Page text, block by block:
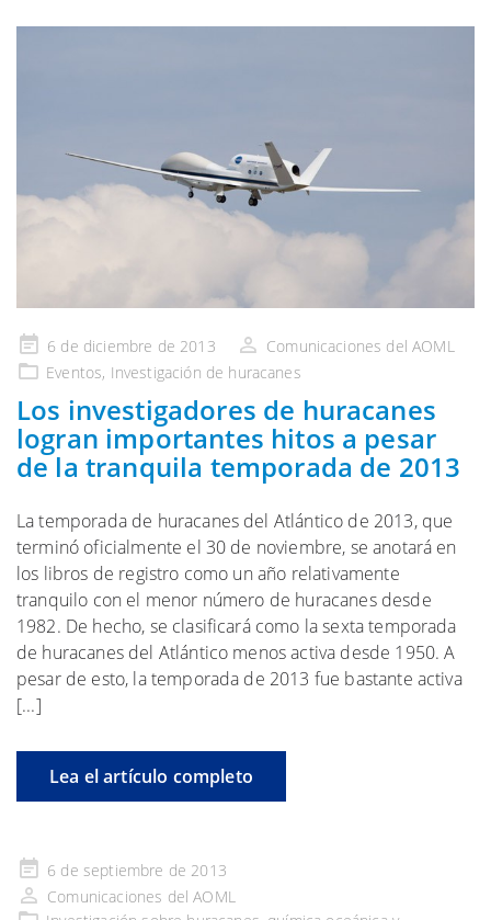
Publicado
en
6 de diciembre de 2013
Comunicaciones del AOML
Eventos, Investigación de huracanes
Los investigadores de huracanes
logran importantes hitos a pesar
de la tranquila temporada de 2013
La temporada de huracanes del Atlántico de 2013, que
terminó oficialmente el 30 de noviembre, se anotará en
los libros de registro como un año relativamente
tranquilo con el menor número de huracanes desde
1982. De hecho, se clasificará como la sexta temporada
de huracanes del Atlántico menos activa desde 1950. A
pesar de esto, la temporada de 2013 fue bastante activa
[...]
Lea el artículo completo
Publicado
en
6 de septiembre de 2013
Comunicaciones del AOML